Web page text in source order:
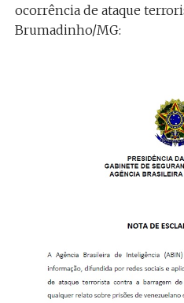
ocorrência de ataque
Brumadinho/MG: